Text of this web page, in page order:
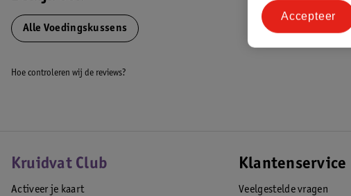
Alle Voedingskussens
Hoe controleren wij de reviews?
Kruidvat Club
Activeer je kaart
Klantenservice
Veelgestelde vragen
Accepteer